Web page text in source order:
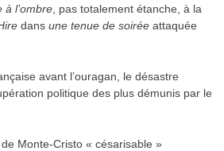
à l’ombre, pas totalement étanche, à la
dansune tenue de soirée attaquée
avant l’ouragan, le désastre
politique des plus démunis par le
Monte-Cristo « césarisable »